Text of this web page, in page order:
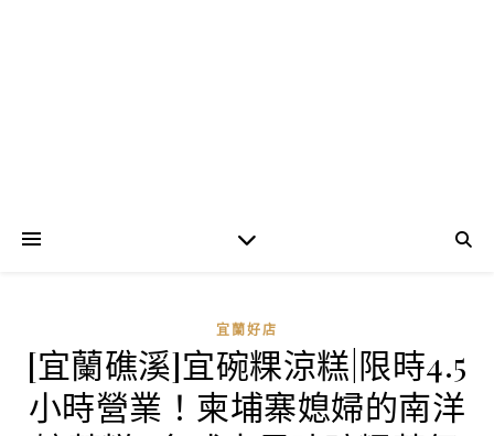
宜蘭好店
[宜蘭礁溪]宜碗粿涼糕|限時4.5
小時營業！柬埔寨媳婦的南洋